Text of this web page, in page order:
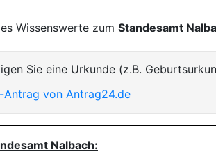
Wissenswerte zum Standesamt
Sie eine Urkunde (z.B.
Antrag von Antrag24.de
Nalbach: